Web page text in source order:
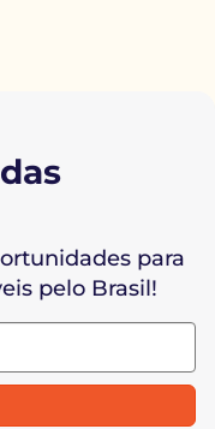
para
pelo Brasil!